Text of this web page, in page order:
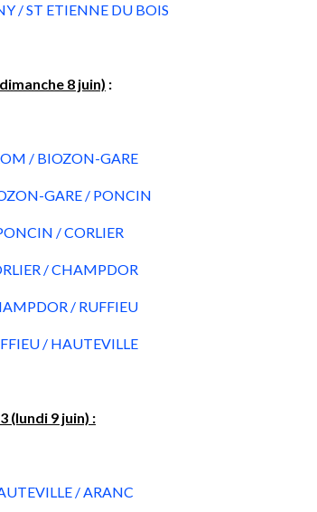
/ ST ETIENNE DU BOIS
8 juin) :
/ BIOZON-GARE
GARE / PONCIN
/ CORLIER
/ CHAMPDOR
/ RUFFIEU
/ HAUTEVILLE
(lundi 9 juin) :
/ ARANC